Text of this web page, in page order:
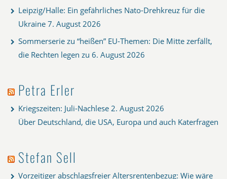
Leipzig/Halle: Ein gefährliches Nato-Drehkreuz für die
Ukraine 7. August 2026
Sommerserie zu “heißen” EU-Themen: Die Mitte zerfällt,
die Rechten legen zu 6. August 2026
Petra Erler
Kriegszeiten: Juli-Nachlese 2. August 2026
Über Deutschland, die USA, Europa und auch Katerfragen
Stefan Sell
Vorzeitiger abschlagsfreier Altersrentenbezug: Wie wäre